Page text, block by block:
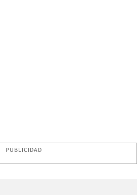
PUBLICIDAD